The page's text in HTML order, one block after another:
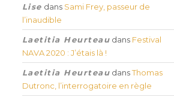
Lise dans Sami Frey, passeur de
l’inaudible
Laetitia Heurteau dans Festival
NAVA 2020 : J’étais là !
Laetitia Heurteau dansThomas
Dutronc, l’interrogatoire en règle